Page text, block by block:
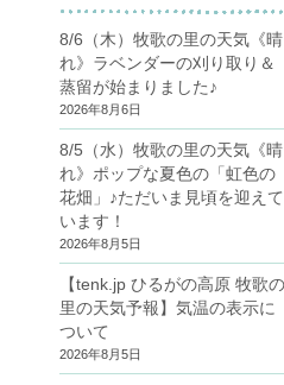
8/6（木）牧歌の里の天気《晴
れ》ラベンダーの刈り取り＆
蒸留が始まりました♪
2026年8月6日
8/5（水）牧歌の里の天気《晴
れ》ポップな夏色の「虹色の
花畑」♪ただいま見頃を迎えて
います！
2026年8月5日
【tenk.jp ひるがの高原 牧歌の
里の天気予報】気温の表示に
ついて
2026年8月5日